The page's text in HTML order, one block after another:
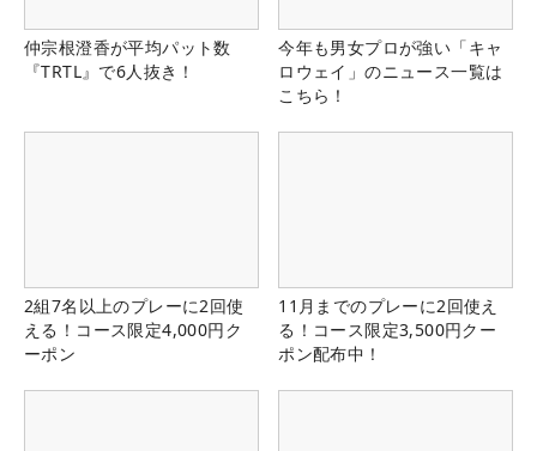
仲宗根澄香が平均パット数
『TRTL』で6人抜き！
今年も男女プロが強い「キャ
ロウェイ」のニュース一覧は
こちら！
2組7名以上のプレーに2回使
える！コース限定4,000円ク
ーポン
11月までのプレーに2回使え
る！コース限定3,500円クー
ポン配布中！